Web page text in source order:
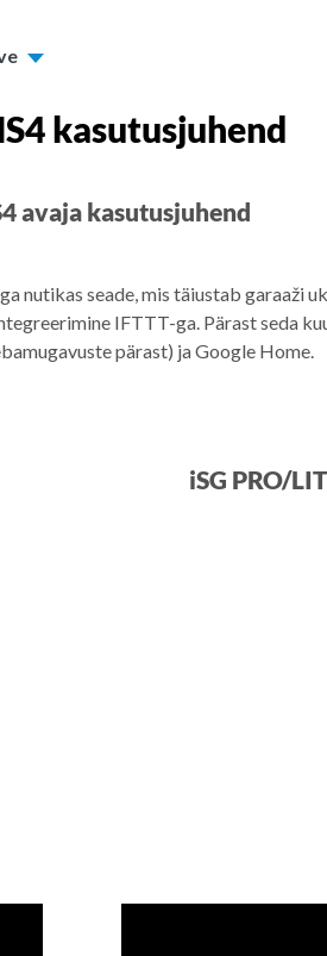
kasutusjuhend
avaja kasutusjuhend
nutikas seade, mis täiustab garaaži
IFTTT-ga. Pärast seda
pärast) ja Google Home.
iSG PRO/